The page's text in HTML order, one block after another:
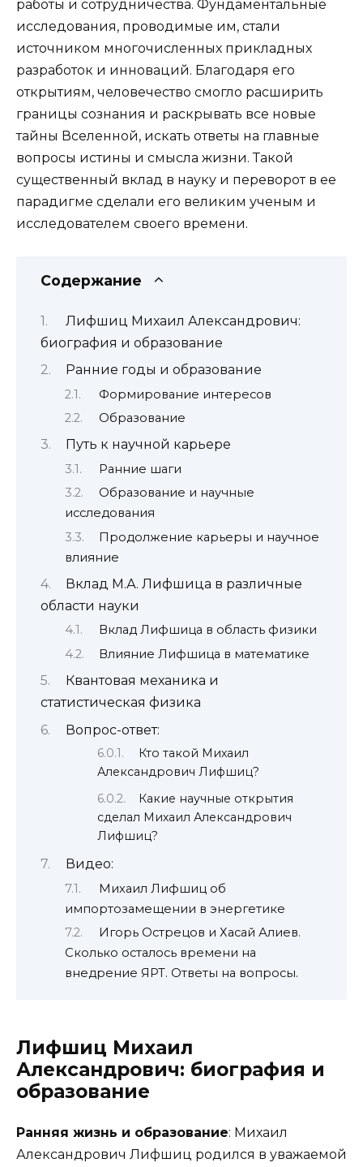
работы и сотрудничества. Фундаментальные
исследования, проводимые им, стали
источником многочисленных прикладных
разработок и инноваций. Благодаря его
открытиям, человечество смогло расширить
границы сознания и раскрывать все новые
тайны Вселенной, искать ответы на главные
вопросы истины и смысла жизни. Такой
существенный вклад в науку и переворот в ее
парадигме сделали его великим ученым и
исследователем своего времени.
Содержание
Лифшиц Михаил Александрович:
биография и образование
Ранние годы и образование
Формирование интересов
Образование
Путь к научной карьере
Ранние шаги
Образование и научные
исследования
Продолжение карьеры и научное
влияние
Вклад М.А. Лифшица в различные
области науки
Вклад Лифшица в область физики
Влияние Лифшица в математике
Квантовая механика и
статистическая физика
Вопрос-ответ:
Кто такой Михаил
Александрович Лифшиц?
Какие научные открытия
сделал Михаил Александрович
Лифшиц?
Видео:
Михаил Лифшиц об
импортозамещении в энергетике
Игорь Острецов и Хасай Алиев.
Сколько осталось времени на
внедрение ЯРТ. Ответы на вопросы.
Лифшиц Михаил
Александрович: биография и
образование
Ранняя жизнь и образование: Михаил
Александрович Лифшиц родился в уважаемой